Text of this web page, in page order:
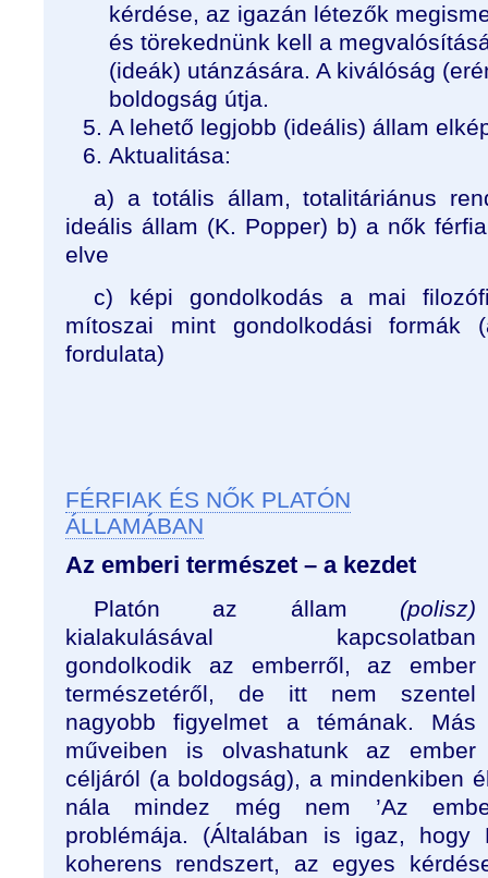
kérdése, az igazán létezők
és törekednünk kell a
(ideák) utánzására. A kiválóság
boldogság útja.
A lehető legjobb (ideális) állam
Aktualitása:
a) a totális állam, totalitáriánus
ideális állam (K. Popper) b) a nők
elve
c) képi gondolkodás a mai
mítoszai mint gondolkodási
fordulata)
FÉRFIAK ÉS NŐK PLATÓN
ÁLLAMÁBAN
Az emberi természet – a kezdet
Platón az állam (polisz)
kialakulásával kapcsolatban
gondolkodik az emberről, az ember
természetéről, de itt nem szentel
nagyobb figyelmet a témának. Más
műveiben is olvashatunk az ember
céljáról (a boldogság), a mindenkiben
nála mindez még nem ’Az
problémája. (Általában is igaz, hogy
koherens rendszert, az egyes